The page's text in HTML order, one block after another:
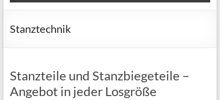
GmbH
Flachmaterial
Stanztechnik
Stanzteile und Stanzbiegeteile –
Angebot in jeder Losgröße